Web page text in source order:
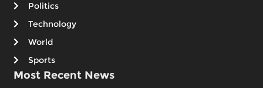
Politics
Technology
World
Sports
Most Recent News